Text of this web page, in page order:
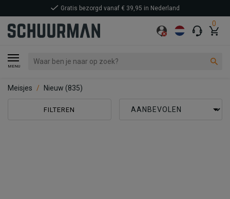
0
MENU
Meisjes Nieuw (835)
FILTEREN